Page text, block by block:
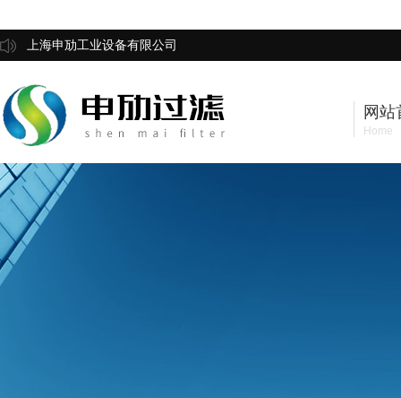
上海申劢工业设备有限公司
网站
Home